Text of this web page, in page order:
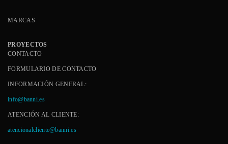
MARCAS
PROYECTOS
CONTACTO
FORMULARIO DE CONTACTO
INFORMACIÓN GENERAL:
info@banni.es
ATENCIÓN AL CLIENTE:
atencionalcliente@banni.es